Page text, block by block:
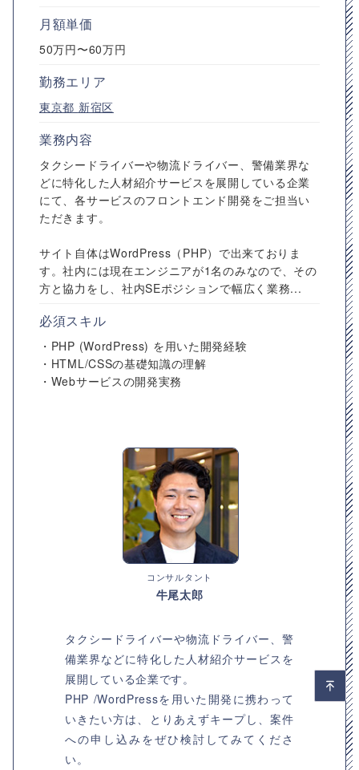
月額単価
50万円〜60万円
勤務エリア
東京都 新宿区
業務内容
タクシードライバーや物流ドライバー、警備業界な
どに特化した人材紹介サービスを展開している企業
にて、各サービスのフロントエンド開発をご担当い
ただきます。
サイト自体はWordPress（PHP）で出来ておりま
す。社内には現在エンジニアが1名のみなので、その
方と協力をし、社内SEポジションで幅広く業務...
必須スキル
・PHP (WordPress) を用いた開発経験
・HTML/CSSの基礎知識の理解
・Webサービスの開発実務
コンサルタント
牛尾太郎
タクシードライバーや物流ドライバー、警
備業界などに特化した人材紹介サービスを
展開している企業です。
PHP /WordPressを用いた開発に携わって
いきたい方は、とりあえずキープし、案件
への申し込みをぜひ検討してみてくださ
い。